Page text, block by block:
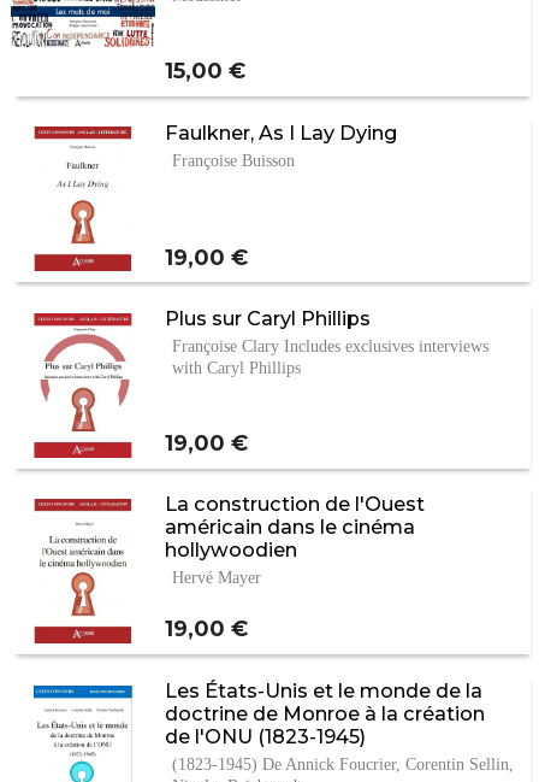
Prix
15,00 €
Faulkner, As I Lay Dying
Françoise Buisson
Prix
19,00 €
Plus sur Caryl Phillips
Françoise Clary Includes exclusives interviews
with Caryl Phillips
Prix
19,00 €
La construction de l'Ouest
américain dans le cinéma
hollywoodien
Hervé Mayer
Prix
19,00 €
Les États-Unis et le monde de la
doctrine de Monroe à la création
de l'ONU (1823-1945)
(1823-1945) De Annick Foucrier, Corentin Sellin,